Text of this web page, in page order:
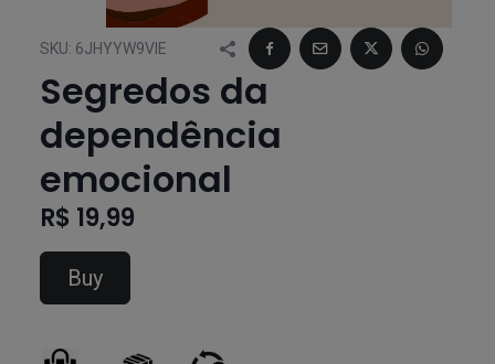
SKU: 6JHYYW9VIE
Segredos da
dependência
emocional
R$ 19,99
Buy